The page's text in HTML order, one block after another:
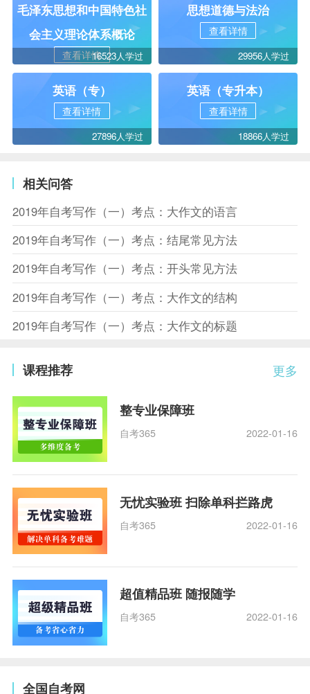
毛泽东思想和中国特色社
会主义理论体系概论
查看详情16523人学过
思想道德与法治
查看详情
29956人学过
英语（专）
查看详情
27896人学过
英语（专升本）
查看详情
18866人学过
相关问答
2019年自考写作（一）考点：大作文的语言
2019年自考写作（一）考点：结尾常见方法
2019年自考写作（一）考点：开头常见方法
2019年自考写作（一）考点：大作文的结构
2019年自考写作（一）考点：大作文的标题
更多
课程推荐
整专业保障班
自考365 2022-01-16
无忧实验班 扫除单科拦路虎
自考365 2022-01-16
超值精品班 随报随学
自考365 2022-01-16
全国自考网